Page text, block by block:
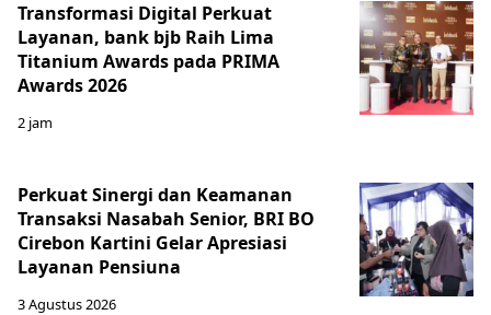
Transformasi Digital Perkuat
Layanan, bank bjb Raih Lima
Titanium Awards pada PRIMA
Awards 2026
2 jam
Perkuat Sinergi dan Keamanan
Transaksi Nasabah Senior, BRI BO
Cirebon Kartini Gelar Apresiasi
Layanan Pensiuna
3 Agustus 2026